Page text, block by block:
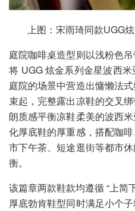
上图：宋雨琦同款UGG
庭院咖啡桌造型则以浅粉色
将 UGG 炫金系列金星波西
庭院的场景中营造出慵懒法
束起，完整露出凉鞋的交叉
朗质感平衡凉鞋柔美的波西
化厚底鞋的厚重感，搭配咖
市下午茶、短途逛街等都市
衡。
该篇章两款鞋款均遵循 “上简
厚底勃肯鞋型同时满足小个